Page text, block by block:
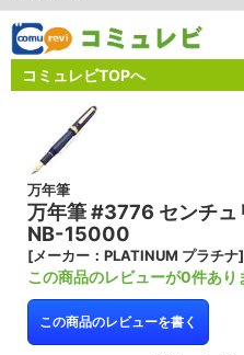
コミュレビTOPへ
万年筆
万年筆 #3776 センチュ
NB-15000
[メーカー：PLATINUM プラチナ]
この商品のレビューが0件あり
この商品のレビューを書く